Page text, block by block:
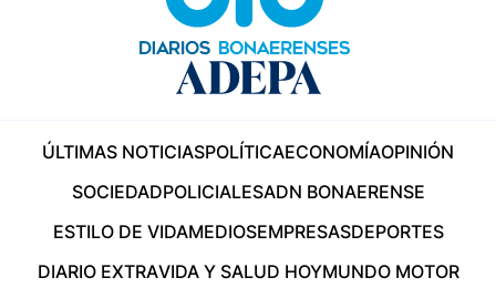
ÚLTIMAS NOTICIASPOLÍTICAECONOMÍAOPINIÓN
SOCIEDADPOLICIALESADN BONAERENSE
ESTILO DE VIDAMEDIOSEMPRESASDEPORTES
DIARIO EXTRAVIDA Y SALUD HOYMUNDO MOTOR